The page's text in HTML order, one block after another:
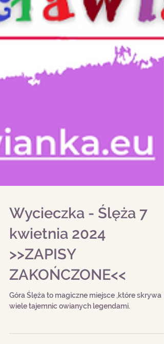
Wycieczka - Ślęża 7
kwietnia 2024
>>ZAPISY
ZAKOŃCZONE<<